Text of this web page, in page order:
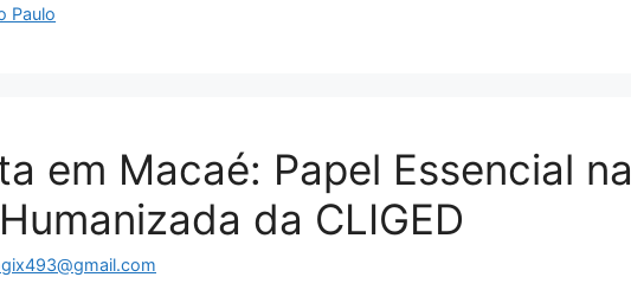
Paulo
em Macaé: Papel Essencial na
da CLIGED